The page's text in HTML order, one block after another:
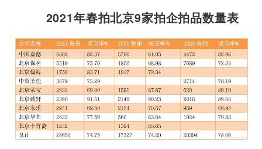
2021年春拍北京9家拍企拍品数量表